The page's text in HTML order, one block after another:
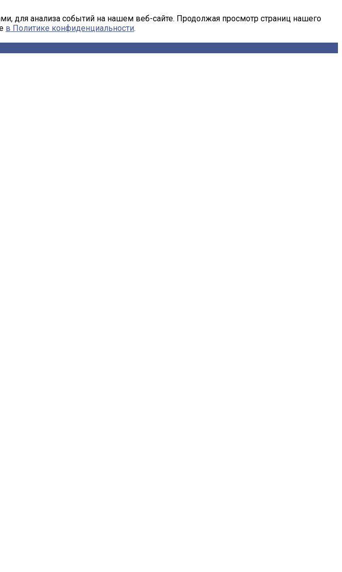
для анализа событий на нашем веб-сайте. Продолжая просмотр страниц нашего
в Политике конфиденциальности.